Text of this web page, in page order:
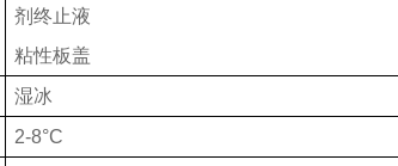
剂终止液
粘性板盖
湿冰
2-8°C